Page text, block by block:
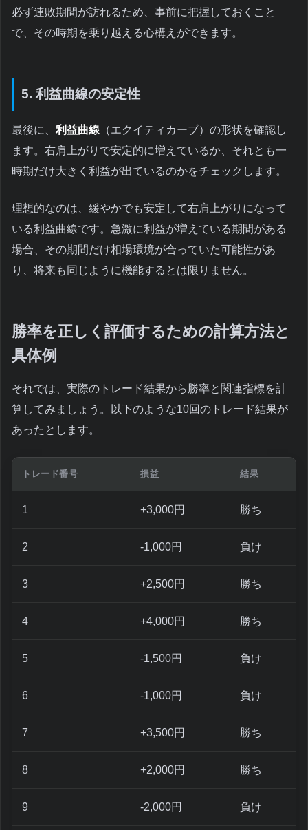
必ず連敗期間が訪れるため、事前に把握しておくこと
で、その時期を乗り越える心構えができます。
5. 利益曲線の安定性
最後に、 利益曲線 （エクイティカーブ）の形状を確認し
ます。右肩上がりで安定的に増えているか、それとも一
時期だけ大きく利益が出ているのかをチェックします。
理想的なのは、緩やかでも安定して右肩上がりになって
いる利益曲線です。急激に利益が増えている期間がある
場合、その期間だけ相場環境が合っていた可能性があ
り、将来も同じように機能するとは限りません。
勝率を正しく評価するための計算方法と
具体例
それでは、実際のトレード結果から勝率と関連指標を計
算してみましょう。以下のような10回のトレード結果が
あったとします。
トレード番号 損益 結果
1 +3,000円 勝ち
2 -1,000円 負け
3 +2,500円 勝ち
4 +4,000円 勝ち
5 -1,500円 負け
6 -1,000円 負け
7 +3,500円 勝ち
8 +2,000円 勝ち
9 -2,000円 負け